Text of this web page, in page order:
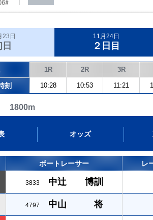
23日 11月24日
２日目
1R 2R 3R
刻 10:28 10:53 11:21
オッズ
ボートレーサー レ
3833 中辻 博訓
4797 中山 将